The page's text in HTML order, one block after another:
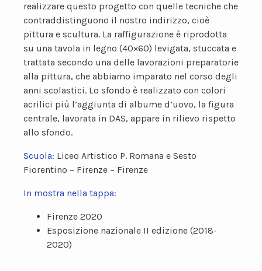
realizzare questo progetto con quelle tecniche che
contraddistinguono il nostro indirizzo, cioè
pittura e scultura. La raffigurazione è riprodotta
su una tavola in legno (40×60) levigata, stuccata e
trattata secondo una delle lavorazioni preparatorie
alla pittura, che abbiamo imparato nel corso degli
anni scolastici. Lo sfondo è realizzato con colori
acrilici più l’aggiunta di albume d’uovo, la figura
centrale, lavorata in DAS, appare in rilievo rispetto
allo sfondo.
Scuola: Liceo Artistico P. Romana e Sesto
Fiorentino – Firenze – Firenze
In mostra nella tappa:
Firenze 2020
Esposizione nazionale II edizione (2018-
2020)